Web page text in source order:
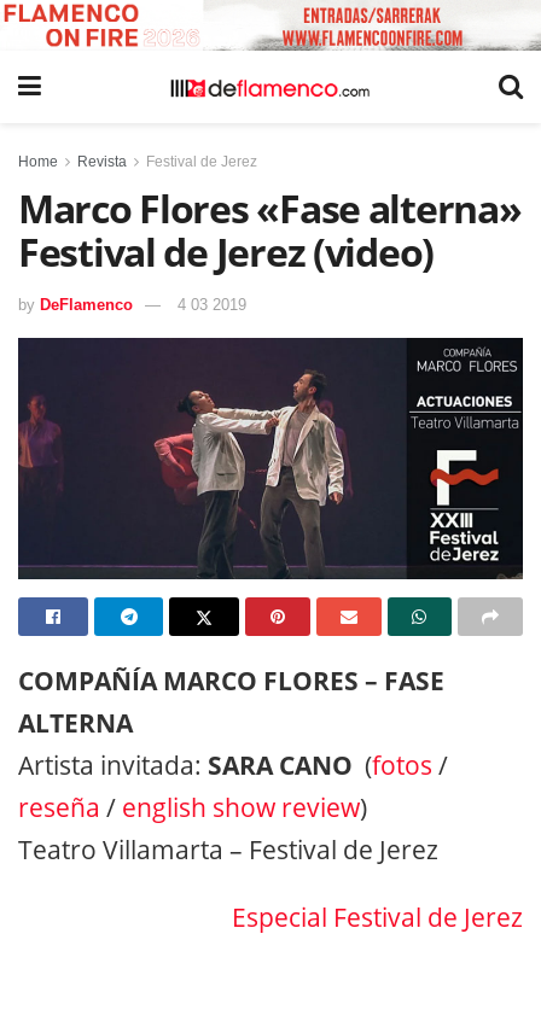
Home Revista Festival de Jerez
Marco Flores «Fase alterna»
Festival de Jerez (video)
by DeFlamenco 4 03 2019
COMPAÑÍA MARCO FLORES – FASE
ALTERNA
Artista invitada: SARA CANO (fotos /
reseña / english show review)
Teatro Villamarta – Festival de Jerez
Especial Festival de Jerez